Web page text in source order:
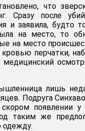
что
Сразу после
и заявила, будто
на место, то
на место
перчатки,
лишь
Подруга
появлении у
таким же
одежду.